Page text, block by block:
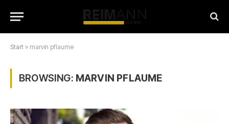
Start » marvin pflaume
BROWSING: MARVIN PFLAUME